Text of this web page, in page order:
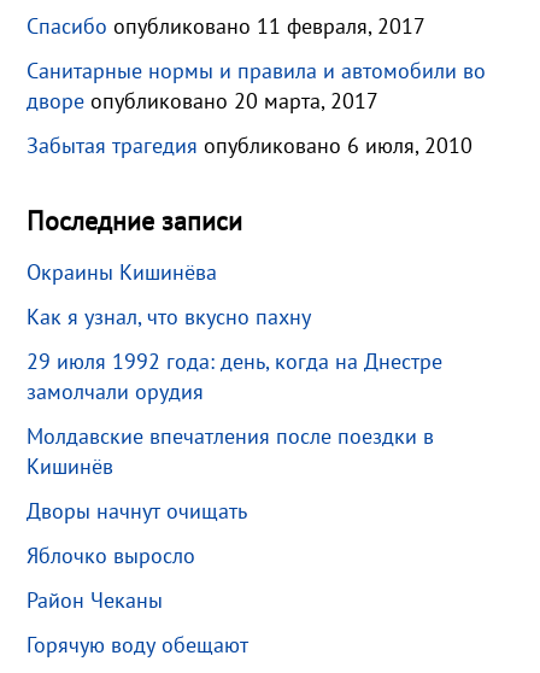
Спасибо опубликовано 11 февраля, 2017
Санитарные нормы и правила и автомобили во
дворе опубликовано 20 марта, 2017
Забытая трагедия опубликовано 6 июля, 2010
Последние записи
Окраины Кишинёва
Как я узнал, что вкусно пахну
29 июля 1992 года: день, когда на Днестре
замолчали орудия
Молдавские впечатления после поездки в
Кишинёв
Дворы начнут очищать
Яблочко выросло
Район Чеканы
Горячую воду обещают